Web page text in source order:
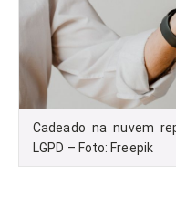
Cadeado na nuvem
LGPD – Foto: Freepik